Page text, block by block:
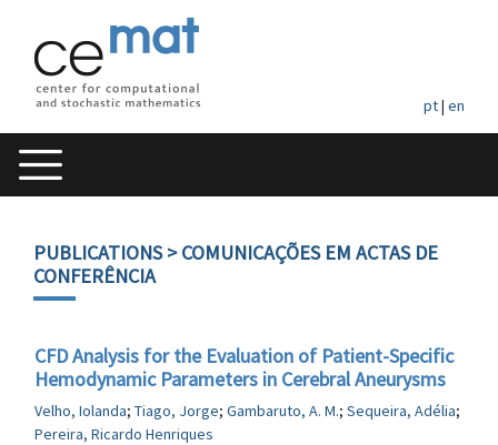
pt| en
PUBLICATIONS> COMUNICAÇÕES EM ACTAS DE
CONFERÊNCIA
CFD Analysis for the Evaluation of Patient-Specific
Hemodynamic Parameters in Cerebral Aneurysms
Velho, Iolanda; Tiago, Jorge; Gambaruto, A. M.; Sequeira, Adélia;
Pereira, Ricardo Henriques